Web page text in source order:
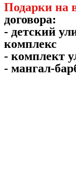
Подарки на
договора:
- детский
комплекс
- комплект
- мангал-